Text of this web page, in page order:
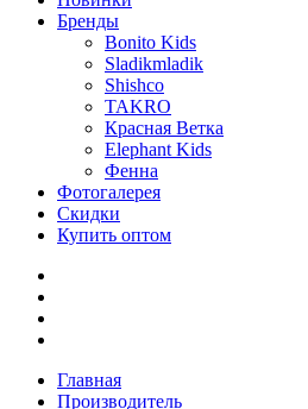
Бренды
Bonito Kids
Sladikmladik
Shishco
TAKRO
Красная Ветка
Elephant Kids
Фенна
Фотогалерея
Скидки
Купить оптом
Главная
Производитель